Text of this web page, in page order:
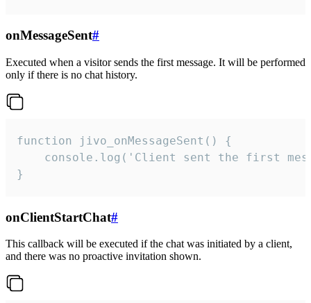
onMessageSent#
Executed when a visitor sends the first message. It will be performed
only if there is no chat history.
function jivo_onMessageSent() {
console.log('Client sent the first
}
onClientStartChat#
This callback will be executed if the chat was initiated by a client,
and there was no proactive invitation shown.